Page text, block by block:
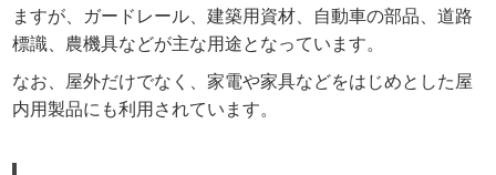
ますが、ガードレール、建築用資材、自動車の部品、道路
標識、農機具などが主な用途となっています。
なお、屋外だけでなく、家電や家具などをはじめとした屋
内用製品にも利用されています。